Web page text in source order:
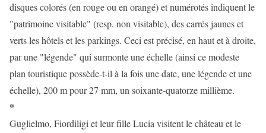
disques colorés (en rouge ou en orangé) et numérotés indiquent le
"patrimoine visitable" (resp. non visitable), des carrés jaunes et
verts les hôtels et les parkings. Ceci est précisé, en haut et à droite,
par une "légende" qui surmonte une échelle (ainsi ce modeste
plan touristique possède-t-il à la fois une date, une légende et une
échelle), 200 m pour 27 mm, un soixante-quatorze millième.
*
Guglielmo, Fiordiligi et leur fille Lucia visitent le château et le